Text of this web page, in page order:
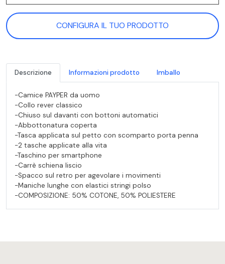
CONFIGURA IL TUO PRODOTTO
Descrizione Informazioni prodotto Imballo
-Camice PAYPER da uomo
-Collo rever classico
-Chiuso sul davanti con bottoni automatici
-Abbottonatura coperta
-Tasca applicata sul petto con scomparto porta penna
-2 tasche applicate alla vita
-Taschino per smartphone
-Carrè schiena liscio
-Spacco sul retro per agevolare i movimenti
-Maniche lunghe con elastici stringi polso
-COMPOSIZIONE: 50% COTONE, 50% POLIESTERE